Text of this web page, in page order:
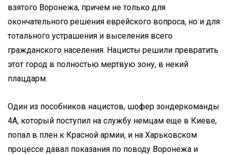
взятого Воронежа, причем не только для
окончательного решения еврейского вопроса, но и для
тотального устрашения и выселения всего
гражданского населения. Нацисты решили превратить
этот город в полностью мертвую зону, в некий
плацдарм.
Один из пособников нацистов, шофер зондеркоманды
4А, который поступил на службу немцам еще в Киеве,
попал в плен к Красной армии, и на Харьковском
процессе давал показания по поводу Воронежа и